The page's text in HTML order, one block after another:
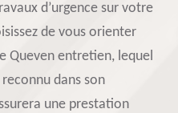
d’urgence sur votre
de vous orienter
Queven entretien, lequel
dans son
une prestation